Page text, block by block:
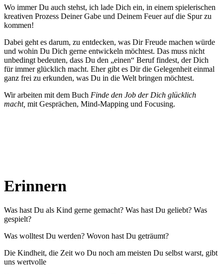
Wo immer Du auch stehst, ich lade Dich ein, in einem spielerischen
kreativen Prozess Deiner Gabe und Deinem Feuer auf die Spur zu
kommen!
Dabei geht es darum, zu entdecken, was Dir Freude machen würde
und wohin Du Dich gerne entwickeln möchtest. Das muss nicht
unbedingt bedeuten, dass Du den „einen“ Beruf findest, der Dich
für immer glücklich macht. Eher gibt es Dir die Gelegenheit einmal
ganz frei zu erkunden, was Du in die Welt bringen möchtest.
Wir arbeiten mit dem Buch Finde den Job der Dich glücklich
macht, mit Gesprächen, Mind-Mapping und Focusing.
Erinnern
Was hast Du als Kind gerne gemacht? Was hast Du geliebt? Was
gespielt?
Was wolltest Du werden? Wovon hast Du geträumt?
Die Kindheit, die Zeit wo Du noch am meisten Du selbst warst, gibt
uns wertvolle